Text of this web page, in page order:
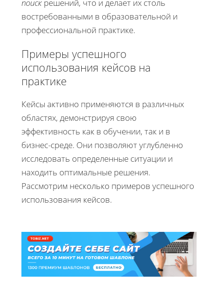
поиск решений, что и делает их столь
востребованными в образовательной и
профессиональной практике.
Примеры успешного
использования кейсов на
практике
Кейсы активно применяются в различных
областях, демонстрируя свою
эффективность как в обучении, так и в
бизнес-среде. Они позволяют углубленно
исследовать определенные ситуации и
находить оптимальные решения.
Рассмотрим несколько примеров успешного
использования кейсов.